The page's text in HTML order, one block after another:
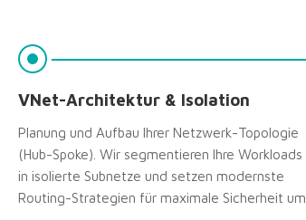
VNet-Architektur & Isolation
Planung und Aufbau Ihrer Netzwerk-Topologie
(Hub-Spoke). Wir segmentieren Ihre Workloads
in isolierte Subnetze und setzen modernste
Routing-Strategien für maximale Sicherheit um.